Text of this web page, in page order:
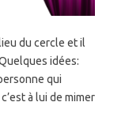
du cercle et il
idées:
qui
à lui de mimer